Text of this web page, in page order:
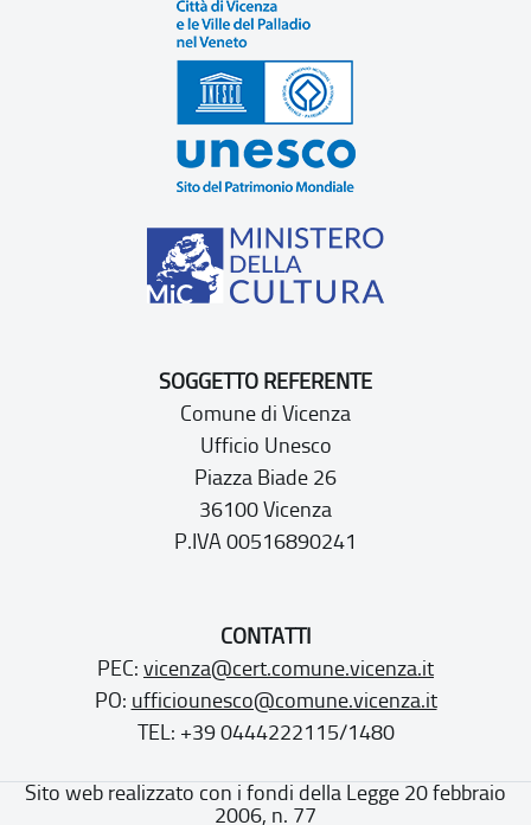
SOGGETTO REFERENTE
Comune di Vicenza
Ufficio Unesco
Piazza Biade 26
36100 Vicenza
P.IVA 00516890241
CONTATTI
PEC: vicenza@cert.comune.vicenza.it
PO: ufficiounesco@comune.vicenza.it
TEL: +39 0444222115/1480
Sito web realizzato con i fondi della Legge 20 febbraio
2006, n. 77